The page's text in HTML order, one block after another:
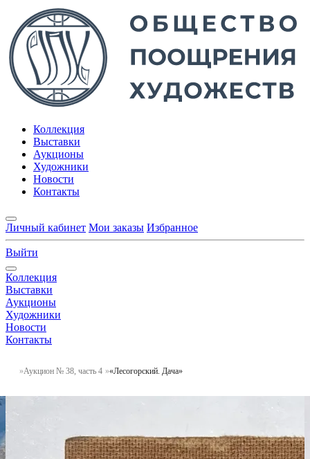
Коллекция
Выставки
Аукционы
Художники
Новости
Контакты
Личный кабинет Мои заказы Избранное
Выйти
Коллекция
Выставки
Аукционы
Художники
Новости
Контакты
Аукцион № 38, часть 4 «Лесогорский. Дача»